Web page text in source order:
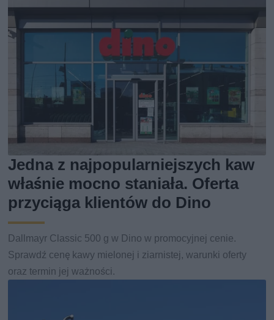
Jedna z najpopularniejszych kaw
właśnie mocno staniała. Oferta
przyciąga klientów do Dino
Dallmayr Classic 500 g w Dino w promocyjnej cenie.
Sprawdź cenę kawy mielonej i ziarnistej, warunki oferty
oraz termin jej ważności.